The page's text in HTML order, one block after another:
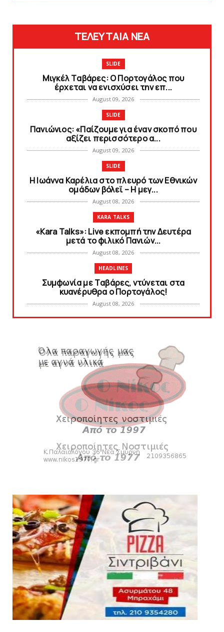
ΤΕΛΕΥΤΑΙΑ ΝΕΑ
SLIDE
Mιγκέλ Tαβάρες: O Πορτογάλος που
έρχεται να ενισχύσει την επ...
August 09, 2026
SLIDE
Πανιώνιoς: «Παίζουμε για έναν σκοπό που
αξίζει περισσότερο α...
August 09, 2026
SLIDE
Η Ιωάννα Καρέλια στο πλευρό των Εθνικών
ομάδων βόλεϊ – H μεγ...
August 08, 2026
KARA TALKS
«Kara Talks»: Live εκπομπή την Δευτέρα
μετά το φιλικό Πανιών...
August 08, 2026
HEADLINES
Συμφωνία με Tαβάρες, ντύνεται στα
κυανέρυθρα ο Πορτογάλος!
August 08, 2026
SLIDE
August 08, 2026
SUPERLEAGUE2
SL2: Η μέρα και ο τόπος της κλήρωσης του
πρωταθλήματος
August 08, 2026
HEADLINES
Δείτε την εκπομπή «Kara Talks» (video)
August 07, 2026
KARA TALKS
Κύπελλο: Την Τετάρτη 19 Αυγούστου το Νίκη
Βόλου - Πανιώνιος
August 07, 2026